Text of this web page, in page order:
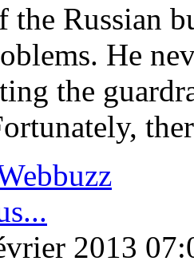
the Russian
He
the
2013